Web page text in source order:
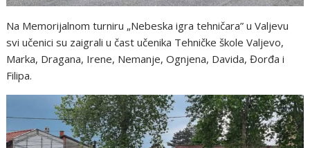
Na Memorijalnom turniru „Nebeska igra tehničara” u Valjevu
svi učenici su zaigrali u čast učenika Tehničke škole Valjevo,
Marka, Dragana, Irene, Nemanje, Ognjena, Davida, Đorđa i
Filipa.